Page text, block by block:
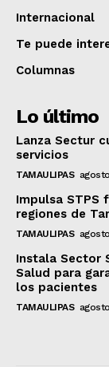
Internacional
Te puede
Columnas
Lo último
Lanza Sectur
servicios
TAMAULIPAS
Impulsa STPS
regiones de
TAMAULIPAS
Instala Sector
Salud para
los pacientes
TAMAULIPAS